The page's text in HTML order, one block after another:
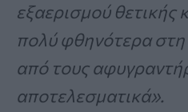
εξαερισμού θετικής
πολύ φθηνότερα στη
από τους
αποτελεσματικά».